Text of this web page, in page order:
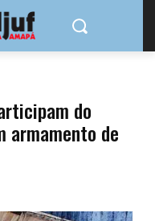
do
armamento de